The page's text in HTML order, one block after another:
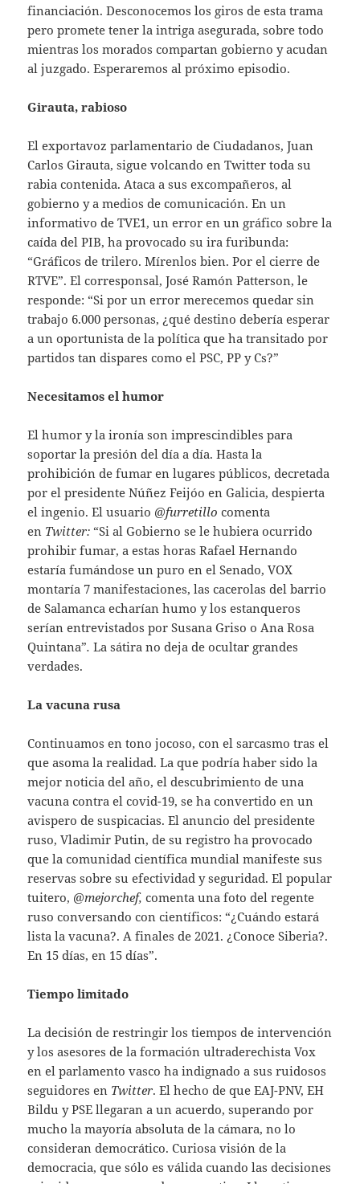
financiación. Desconocemos los giros de esta trama
pero promete tener la intriga asegurada, sobre todo
mientras los morados compartan gobierno y acudan
al juzgado. Esperaremos al próximo episodio.
Girauta, rabioso
El exportavoz parlamentario de Ciudadanos, Juan
Carlos Girauta, sigue volcando en Twitter toda su
rabia contenida. Ataca a sus excompañeros, al
gobierno y a medios de comunicación. En un
informativo de TVE1, un error en un gráfico sobre la
caída del PIB, ha provocado su ira furibunda:
“Gráficos de trilero. Mírenlos bien. Por el cierre de
RTVE”. El corresponsal, José Ramón Patterson, le
responde: “Si por un error merecemos quedar sin
trabajo 6.000 personas, ¿qué destino debería esperar
a un oportunista de la política que ha transitado por
partidos tan dispares como el PSC, PP y Cs?”
Necesitamos el humor
El humor y la ironía son imprescindibles para
soportar la presión del día a día. Hasta la
prohibición de fumar en lugares públicos, decretada
por el presidente Núñez Feijóo en Galicia, despierta
el ingenio. El usuario @furretillocomenta
en Twitter: “Si al Gobierno se le hubiera ocurrido
prohibir fumar, a estas horas Rafael Hernando
estaría fumándose un puro en el Senado, VOX
montaría 7 manifestaciones, las cacerolas del barrio
de Salamanca echarían humo y los estanqueros
serían entrevistados por Susana Griso o Ana Rosa
Quintana”.La sátira no deja de ocultar grandes
verdades.
La vacuna rusa
Continuamos en tono jocoso, con el sarcasmo tras el
que asoma la realidad. La que podría haber sido la
mejor noticia del año, el descubrimiento de una
vacuna contra el covid-19, se ha convertido en un
avispero de suspicacias. El anuncio del presidente
ruso, Vladimir Putin, de su registro ha provocado
que la comunidad científica mundial manifeste sus
reservas sobre su efectividad y seguridad. El popular
tuitero, @mejorchef,comenta una foto del regente
ruso conversando con científicos: “¿Cuándo estará
lista la vacuna?. A finales de 2021. ¿Conoce Siberia?.
En 15 días, en 15 días”.
Tiempo limitado
La decisión de restringir los tiempos de intervención
y los asesores de la formación ultraderechista Vox
en el parlamento vasco ha indignado a sus ruidosos
seguidores en Twitter. El hecho de que EAJ-PNV, EH
Bildu y PSE llegaran a un acuerdo, superando por
mucho la mayoría absoluta de la cámara, no lo
consideran democrático. Curiosa visión de la
democracia, que sólo es válida cuando las decisiones